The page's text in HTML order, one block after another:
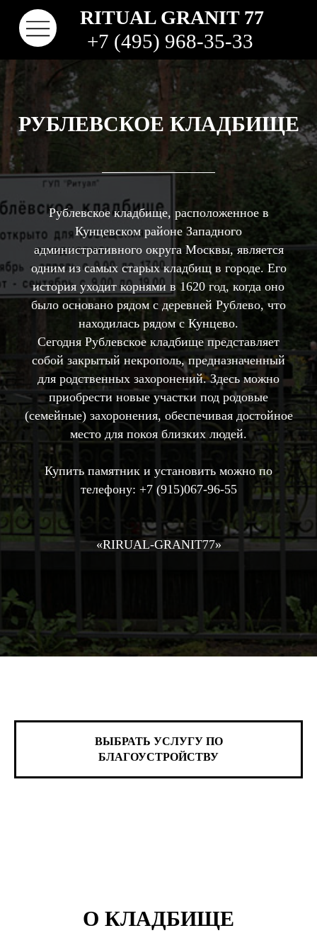
RITUAL GRANIT 77
РАБОТЫ
КЛАДБИЩА
КОНТАКТЫ
ВИДЫ ГРАНИТА
+7 (495) 968-35-33
РУБЛЕВСКОЕ КЛАДБИЩЕ
Рублевское кладбище, расположенное в
Кунцевском районе Западного
административного округа Москвы, является
одним из самых старых кладбищ в городе. Его
история уходит корнями в 1620 год, когда оно
было основано рядом с деревней Рублево, что
находилась рядом с Кунцево.
Сегодня Рублевское кладбище представляет
собой закрытый некрополь, предназначенный
для родственных захоронений. Здесь можно
приобрести новые участки под родовые
(семейные) захоронения, обеспечивая достойное
место для покоя близких людей.
Купить памятник и установить можно по
телефону: +7 (915)067-96-55
«RIRUAL-GRANIT77»
ВЫБРАТЬ УСЛУГУ ПО
БЛАГОУСТРОЙСТВУ
О КЛАДБИЩЕ